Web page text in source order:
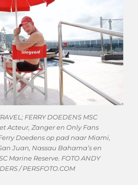
FERRY DOEDENS MSC
Acteur, Zanger en Only Fans
Doedens op pad naar Miami,
Juan, Nassau Bahama’s en
Marine Reserve. FOTO ANDY
/ PERSFOTO.COM